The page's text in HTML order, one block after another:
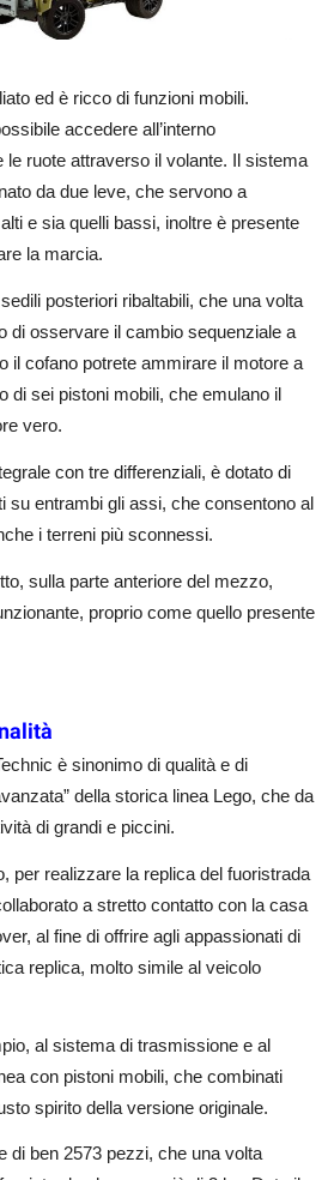
ed è ricco di funzioni mobili.
accedere all’interno
le ruote attraverso il volante. Il sistema
da due leve, che servono a
e sia quelli bassi, inoltre è presente
la marcia.
posteriori ribaltabili, che una volta
di osservare il cambio sequenziale a
il cofano potrete ammirare il motore a
di sei pistoni mobili, che emulano il
vero.
con tre differenziali, è dotato di
su entrambi gli assi, che consentono al
i terreni più sconnessi.
sulla parte anteriore del mezzo,
proprio come quello presente
è sinonimo di qualità e di
della storica linea Lego, che da
di grandi e piccini.
per realizzare la replica del fuoristrada
a stretto contatto con la casa
al fine di offrire agli appassionati di
replica, molto simile al veicolo
al sistema di trasmissione e al
con pistoni mobili, che combinati
spirito della versione originale.
di ben 2573 pezzi, che una volta